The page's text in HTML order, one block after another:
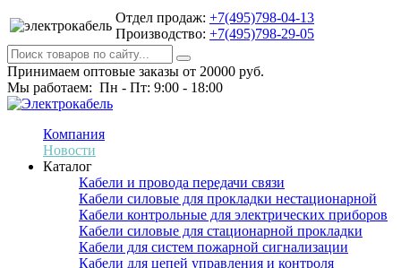
Отдел продаж: +7(495)798-04-13
Производство: +7(495)798-29-05
Принимаем оптовые заказы от 20000 руб.
Мы работаем: Пн - Пт: 9:00 - 18:00
Компания
Новости
Каталог
Кабели и провода передачи связи
Кабели силовые для прокладки нестационарной
Кабели контрольные для электрических приборов
Кабели силовые для стационарной прокладки
Кабели для систем пожарной сигнализации
Кабели для цепей управления и контроля